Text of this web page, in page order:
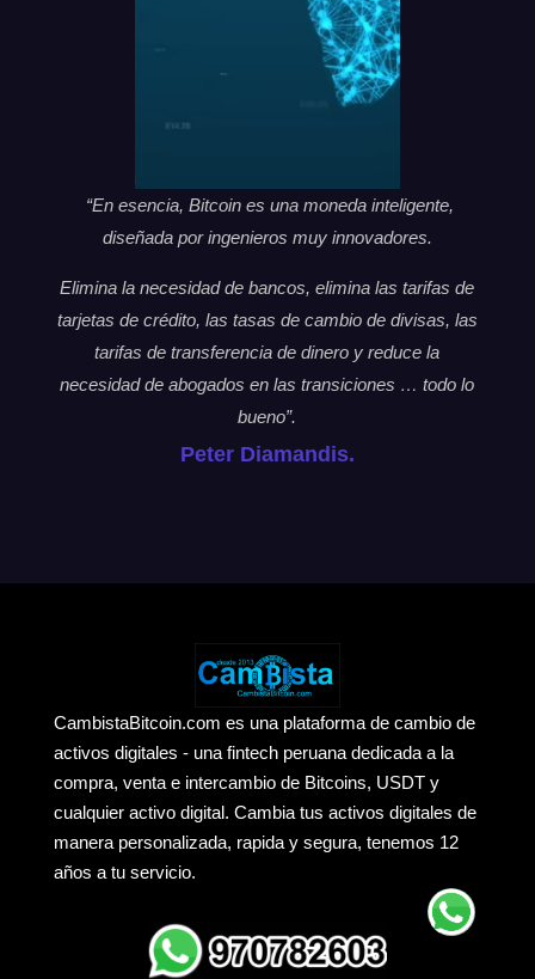
“En esencia, Bitcoin es una moneda inteligente,
diseñada por ingenieros muy innovadores.
Elimina la necesidad de bancos, elimina las tarifas de
tarjetas de crédito, las tasas de cambio de divisas, las
tarifas de transferencia de dinero y reduce la
necesidad de abogados en las transiciones … todo lo
bueno”.
Peter Diamandis.
CambistaBitcoin.com es una plataforma de cambio de
activos digitales - una fintech peruana dedicada a la
compra, venta e intercambio de Bitcoins, USDT y
cualquier activo digital. Cambia tus activos digitales de
manera personalizada, rapida y segura, tenemos 12
años a tu servicio.